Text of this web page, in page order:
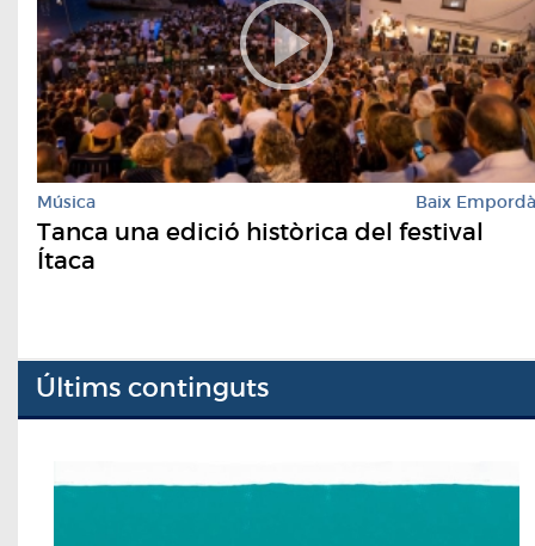
Música Baix Empordà
Tanca una edició històrica del festival
Ítaca
Últims continguts